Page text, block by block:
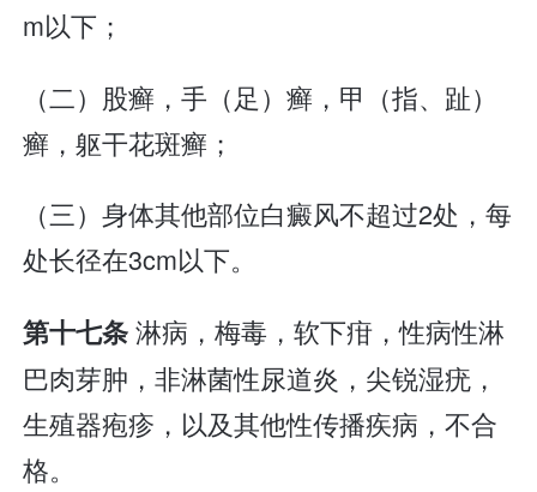
m以下；
（二）股癣，手（足）癣，甲（指、趾）
癣，躯干花斑癣；
（三）身体其他部位白癜风不超过2处，每
处长径在3cm以下。
第十七条淋病，梅毒，软下疳，性病性淋
巴肉芽肿，非淋菌性尿道炎，尖锐湿疣，
生殖器疱疹，以及其他性传播疾病，不合
格。